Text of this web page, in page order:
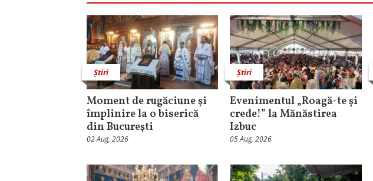
Știri
Moment de rugăciune şi
împlinire la o biserică
din Bucureşti
02 Aug, 2026
Știri
Evenimentul „Roagă-te și
crede!” la Mănăstirea
Izbuc
05 Aug, 2026